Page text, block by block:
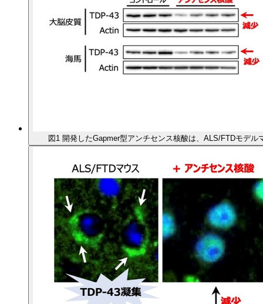
図1 開発したGapmer型アンチセンス核酸は、ALS/FTDモデ